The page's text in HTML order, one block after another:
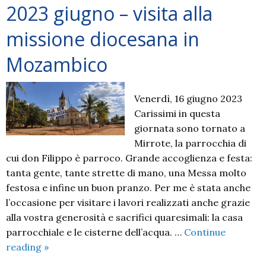
di
Como
–
e
veglie
2023 giugno – visita alla
missione diocesana in
Mozambico
Venerdì, 16 giugno 2023
Carissimi in questa
giornata sono tornato a
Mirrote, la parrocchia di
cui don Filippo è parroco. Grande accoglienza e festa:
tanta gente, tante strette di mano, una Messa molto
festosa e infine un buon pranzo. Per me è stata anche
l’occasione per visitare i lavori realizzati anche grazie
alla vostra generosità e sacrifici quaresimali: la casa
parrocchiale e le cisterne dell’acqua. … Continue
reading 2023
»